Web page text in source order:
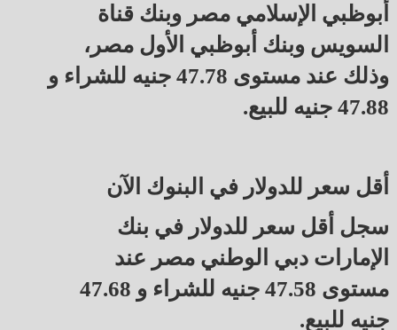
أبوظبي الإسلامي مصر وبنك قناة
السويس وبنك أبوظبي الأول مصر،
وذلك عند مستوى 47.78 جنيه للشراء و
47.88 جنيه للبيع.
أقل سعر للدولار في البنوك الآن
سجل أقل سعر للدولار في بنك
الإمارات دبي الوطني مصر عند
مستوى 47.58 جنيه للشراء و 47.68
جنيه للبيع.